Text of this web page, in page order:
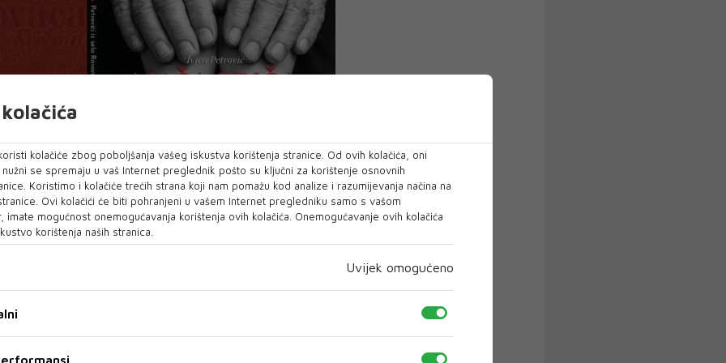
Studio Teatra 'Državni lopov', nakon koje
Cover art benda, priopćili su organizatori.
će se predstaviti hit komedija Narodnog
peta, bila je deveta', dok će treću noć
u sadržajima spremljenim za njih. Od 19 sati
utrci za bebe 'Puzijada', dok će od 19:30 sati
zabave i druženje sa balondžijom i
kolačiće zbog poboljšanja vašeg iskustva korištenja stranice. Od ovih kolačića, oni
se spremaju u vaš Internet preglednik pošto su ključni za korištenje osnovnih
Koristimo i kolačiće trećih strana koji nam pomažu kod analize i razumijevanja načina na
Ovi kolačići će biti pohranjeni u vašem Internet pregledniku samo s vašom
imate mogućnost onemogućavanja korištenja ovih kolačića. Onemogućavanje ovih kolačića
korištenja naših stranica.
Uvijek omogućeno